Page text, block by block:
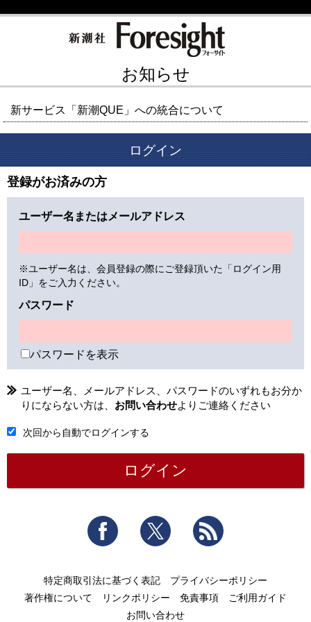
お知らせ
新サービス「新潮QUE」への統合について
ログイン
登録がお済みの方
ユーザー名またはメールアドレス
※ユーザー名は、会員登録の際にご登録頂いた「ログイン用
ID」をご入力ください。
パスワード
パスワードを表示
ユーザー名、メールアドレス、パスワードのいずれもお分か
りにならない方は、 お問い合わせよりご連絡ください
次回から自動でログインする
Facebook Twitter
特定商取引法に基づく表記
プライバシーポリシー
著作権について
リンクポリシー 免責事項
ご利用ガイド
お問い合わせ